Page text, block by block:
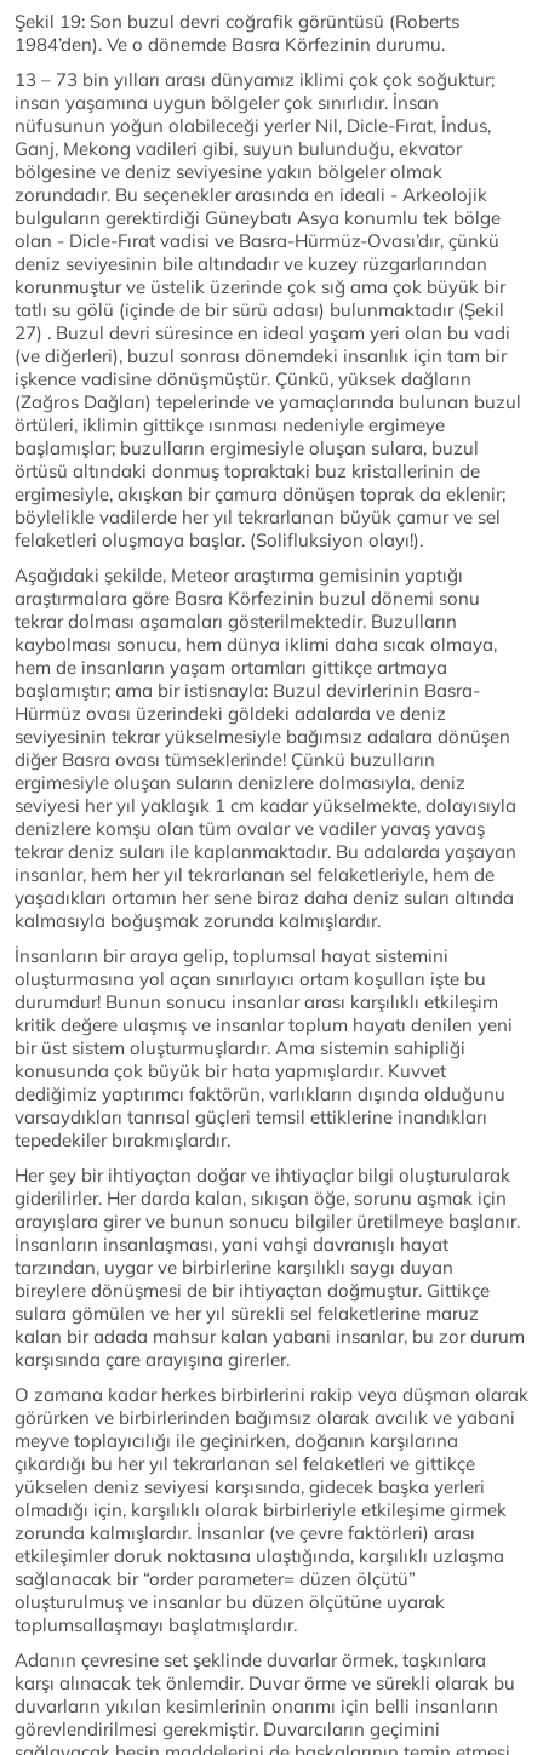
Şekil 19: Son buzul devri coğrafik görüntüsü (Roberts
1984’den). Ve o dönemde Basra Körfezinin durumu.
13 – 73 bin yılları arası dünyamız iklimi çok çok soğuktur;
insan yaşamına uygun bölgeler çok sınırlıdır. İnsan
nüfusunun yoğun olabileceği yerler Nil, Dicle-Fırat, İndus,
Ganj, Mekong vadileri gibi, suyun bulunduğu, ekvator
bölgesine ve deniz seviyesine yakın bölgeler olmak
zorundadır. Bu seçenekler arasında en ideali - Arkeolojik
bulguların gerektirdiği Güneybatı Asya konumlu tek bölge
olan - Dicle-Fırat vadisi ve Basra-Hürmüz-Ovası’dır, çünkü
deniz seviyesinin bile altındadır ve kuzey rüzgarlarından
korunmuştur ve üstelik üzerinde çok sığ ama çok büyük bir
tatlı su gölü (içinde de bir sürü adası) bulunmaktadır (Şekil
27) . Buzul devri süresince en ideal yaşam yeri olan bu vadi
(ve diğerleri), buzul sonrası dönemdeki insanlık için tam bir
işkence vadisine dönüşmüştür. Çünkü, yüksek dağların
(Zağros Dağları) tepelerinde ve yamaçlarında bulunan buzul
örtüleri, iklimin gittikçe ısınması nedeniyle ergimeye
başlamışlar; buzulların ergimesiyle oluşan sulara, buzul
örtüsü altındaki donmuş topraktaki buz kristallerinin de
ergimesiyle, akışkan bir çamura dönüşen toprak da eklenir;
böylelikle vadilerde her yıl tekrarlanan büyük çamur ve sel
felaketleri oluşmaya başlar. (Solifluksiyon olayı!).
Aşağıdaki şekilde, Meteor araştırma gemisinin yaptığı
araştırmalara göre Basra Körfezinin buzul dönemi sonu
tekrar dolması aşamaları gösterilmektedir. Buzulların
kaybolması sonucu, hem dünya iklimi daha sıcak olmaya,
hem de insanların yaşam ortamları gittikçe artmaya
başlamıştır; ama bir istisnayla: Buzul devirlerinin Basra-
Hürmüz ovası üzerindeki göldeki adalarda ve deniz
seviyesinin tekrar yükselmesiyle bağımsız adalara dönüşen
diğer Basra ovası tümseklerinde! Çünkü buzulların
ergimesiyle oluşan suların denizlere dolmasıyla, deniz
seviyesi her yıl yaklaşık 1 cm kadar yükselmekte, dolayısıyla
denizlere komşu olan tüm ovalar ve vadiler yavaş yavaş
tekrar deniz suları ile kaplanmaktadır. Bu adalarda yaşayan
insanlar, hem her yıl tekrarlanan sel felaketleriyle, hem de
yaşadıkları ortamın her sene biraz daha deniz suları altında
kalmasıyla boğuşmak zorunda kalmışlardır.
İnsanların bir araya gelip, toplumsal hayat sistemini
oluşturmasına yol açan sınırlayıcı ortam koşulları işte bu
durumdur! Bunun sonucu insanlar arası karşılıklı etkileşim
kritik değere ulaşmış ve insanlar toplum hayatı denilen yeni
bir üst sistem oluşturmuşlardır. Ama sistemin sahipliği
konusunda çok büyük bir hata yapmışlardır. Kuvvet
dediğimiz yaptırımcı faktörün, varlıkların dışında olduğunu
varsaydıkları tanrısal güçleri temsil ettiklerine inandıkları
tepedekiler bırakmışlardır.
Her şey bir ihtiyaçtan doğar ve ihtiyaçlar bilgi oluşturularak
giderilirler. Her darda kalan, sıkışan öğe, sorunu aşmak için
arayışlara girer ve bunun sonucu bilgiler üretilmeye başlanır.
İnsanların insanlaşması, yani vahşi davranışlı hayat
tarzından, uygar ve birbirlerine karşılıklı saygı duyan
bireylere dönüşmesi de bir ihtiyaçtan doğmuştur. Gittikçe
sulara gömülen ve her yıl sürekli sel felaketlerine maruz
kalan bir adada mahsur kalan yabani insanlar, bu zor durum
karşısında çare arayışına girerler.
O zamana kadar herkes birbirlerini rakip veya düşman olarak
görürken ve birbirlerinden bağımsız olarak avcılık ve yabani
meyve toplayıcılığı ile geçinirken, doğanın karşılarına
çıkardığı bu her yıl tekrarlanan sel felaketleri ve gittikçe
yükselen deniz seviyesi karşısında, gidecek başka yerleri
olmadığı için, karşılıklı olarak birbirleriyle etkileşime girmek
zorunda kalmışlardır. İnsanlar (ve çevre faktörleri) arası
etkileşimler doruk noktasına ulaştığında, karşılıklı uzlaşma
sağlanacak bir “order parameter= düzen ölçütü”
oluşturulmuş ve insanlar bu düzen ölçütüne uyarak
toplumsallaşmayı başlatmışlardır.
Adanın çevresine set şeklinde duvarlar örmek, taşkınlara
karşı alınacak tek önlemdir. Duvar örme ve sürekli olarak bu
duvarların yıkılan kesimlerinin onarımı için belli insanların
görevlendirilmesi gerekmiştir. Duvarcıların geçimini